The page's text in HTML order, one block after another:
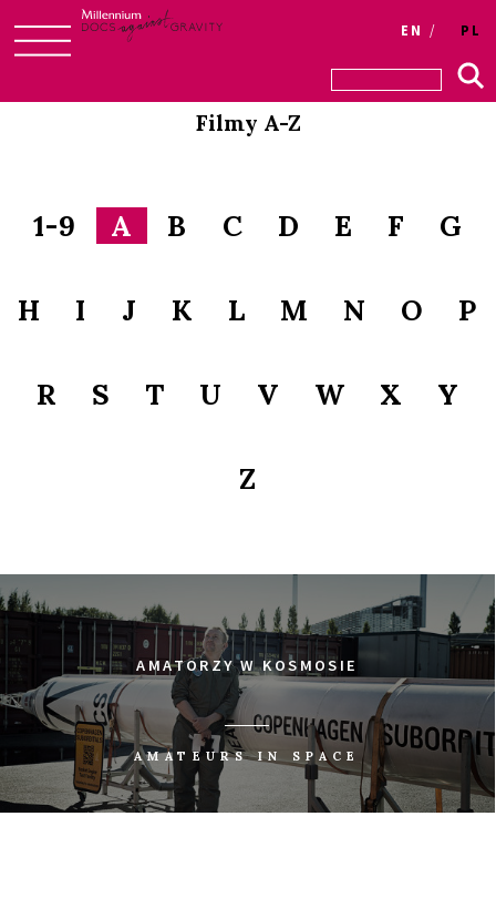
to
Login
EN PL
Filmy A-Z
1-9 A B C D E F G
H I J K L M N O P
R S T U V W X Y
Z
AMATORZY W KOSMOSIE
AMATEURS IN SPACE